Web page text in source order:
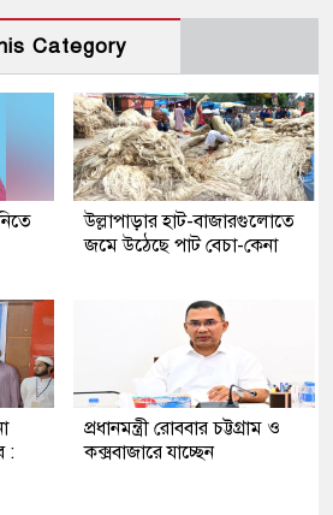
Category
উল্লাপাড়ার হাট-বাজারগুলোতে
জমে উঠেছে পাট বেচা-কেনা
:
প্রধানমন্ত্রী রোববার চট্টগ্রাম ও
কক্সবাজারে যাচ্ছেন